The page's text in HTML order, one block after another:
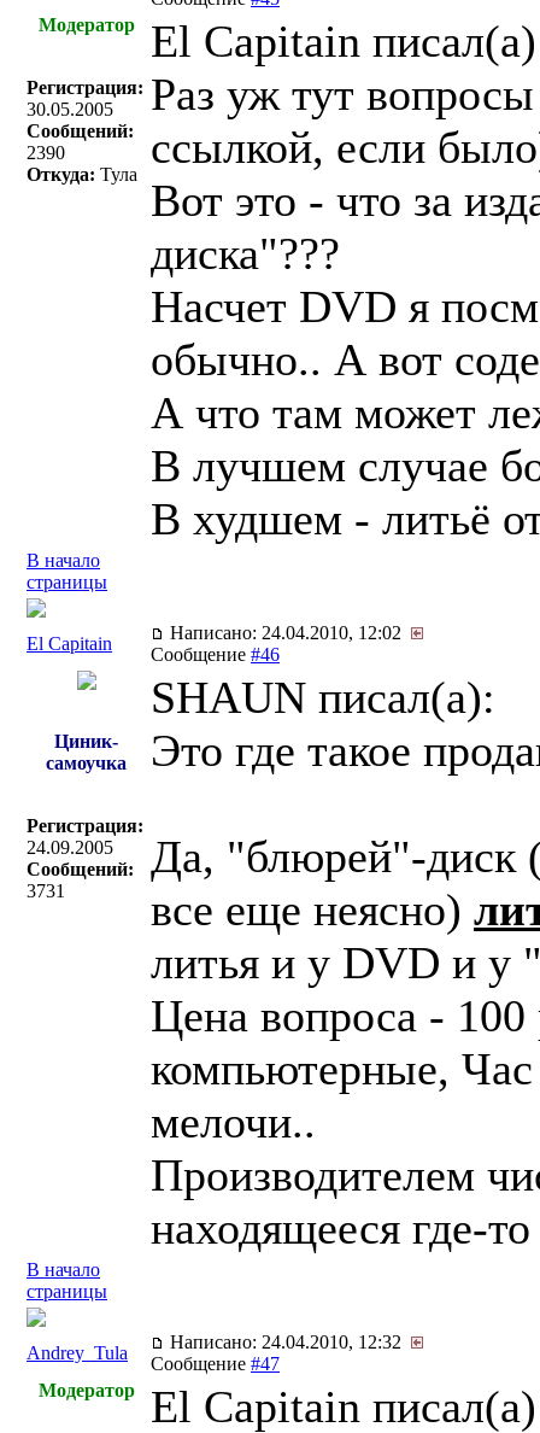
Модератор
Регистрация:
30.05.2005
Сообщений:
2390
Откуда: Тула
El Capitain
Раз уж тут
ссылкой, если
Вот это - что за
диска"???
Насчет DVD я
обычно.. А вот
А что там может
В лучшем случае
В худшем - литьё
В начало
страницы
El Capitain
Написано: 24.04.2010, 12:02
Сообщение #46
Циник-
самоучка
Регистрация:
24.09.2005
Сообщений:
3731
SHAUN писал(a):
Это где такое
Да, "блюрей"-диск
все еще неясно)
литья и у DVD и у
Цена вопроса -
компьютерные,
мелочи..
Производителем
находящееся где-
В начало
страницы
Andrey_Tula
Написано: 24.04.2010, 12:32
Сообщение #47
Модератор
El Capitain